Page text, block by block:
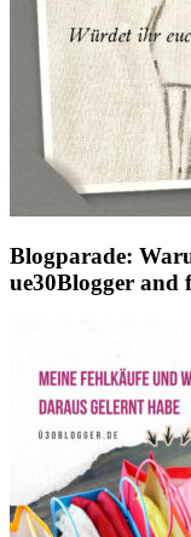
Blogparade:
ue30Blogger and